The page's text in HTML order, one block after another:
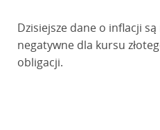
Dzisiejsze dane o inflacji
negatywne dla kursu
obligacji.